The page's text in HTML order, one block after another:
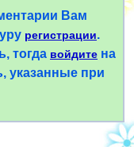
Вам
регистрации.
тогда войдите на
указанные при